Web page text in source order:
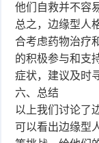
他们自救并不容
总之，边缘型人
合考虑药物治疗
的积极参与和支
症状，建议及时
六、总结
以上我们讨论了
可以看出边缘型